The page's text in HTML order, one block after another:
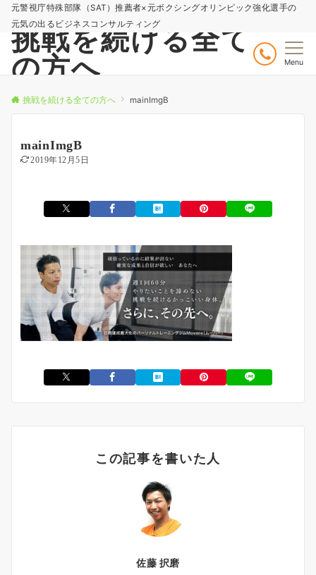
元警視庁特殊部隊（SAT）推薦者×元ボクシングオリンピック強化選手の
元気の出るビジネスコンサルティング
挑戦を続ける全て
の方へ
Menu
挑戦を続ける全ての方へ mainImgB
mainImgB
2019年12月5日
この記事を書いた人
佐藤 択磨